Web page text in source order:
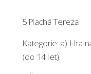
5 Plachá Tereza
Kategorie: a) Hra
(do 14 let)